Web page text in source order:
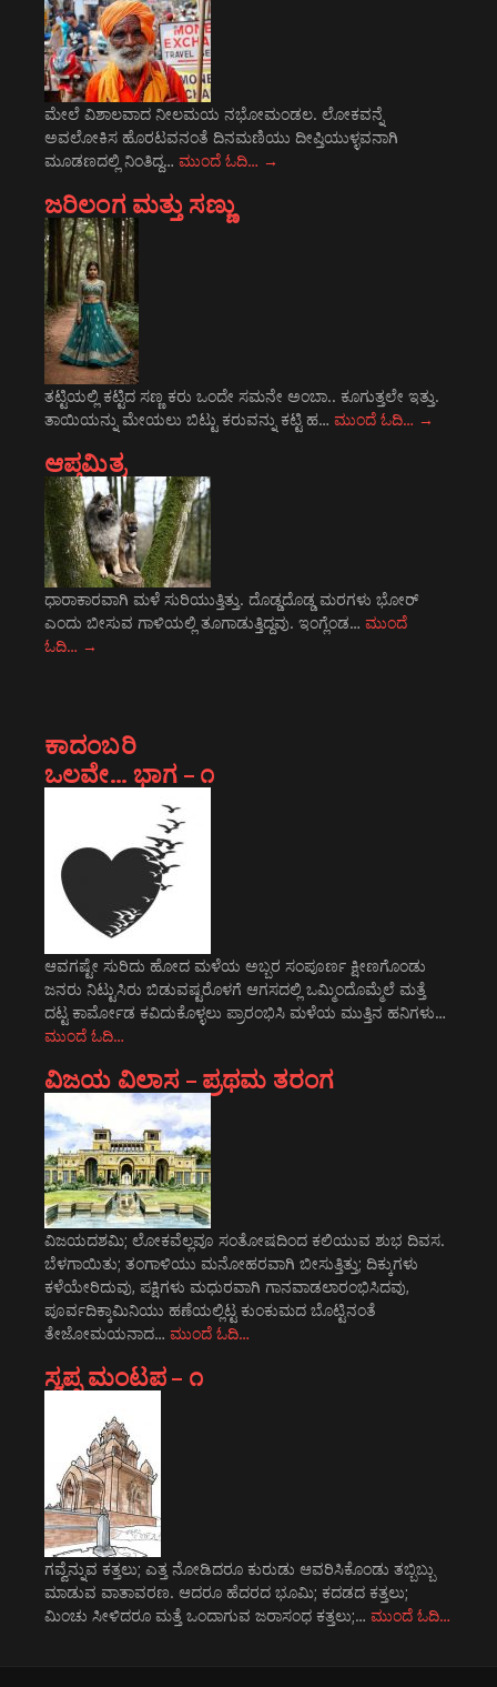
ಮೇಲೆ ವಿಶಾಲವಾದ ನೀಲಮಯ ನಭೋಮಂಡಲ. ಲೋಕವನ್ನೆ
ಅವಲೋಕಿಸ ಹೊರಟವನಂತೆ ದಿನಮಣಿಯು ದೀಪ್ತಿಯುಳ್ಳವನಾಗಿ
ಮೂಡಣದಲ್ಲಿ ನಿಂತಿದ್ದ… ಮುಂದೆ ಓದಿ… →
ಜರಿಲಂಗ ಮತ್ತು ಸಣ್ಣು
ತಟ್ಟಿಯಲ್ಲಿ ಕಟ್ಟಿದ ಸಣ್ಣ ಕರು ಒಂದೇ ಸಮನೇ ಅಂಬಾ.. ಕೂಗುತ್ತಲೇ ಇತ್ತು.
ತಾಯಿಯನ್ನು ಮೇಯಲು ಬಿಟ್ಟು ಕರುವನ್ನು ಕಟ್ಟಿ ಹ… ಮುಂದೆ ಓದಿ… →
ಆಪ್ತಮಿತ್ರ
ಧಾರಾಕಾರವಾಗಿ ಮಳೆ ಸುರಿಯುತ್ತಿತ್ತು. ದೊಡ್ಡದೊಡ್ಡ ಮರಗಳು ಭೋರ್
ಎಂದು ಬೀಸುವ ಗಾಳಿಯಲ್ಲಿ ತೂಗಾಡುತ್ತಿದ್ದವು. ಇಂಗ್ಲೆಂಡ… ಮುಂದೆ
ಓದಿ… →
ಕಾದಂಬರಿ
ಒಲವೇ… ಭಾಗ – ೧
ಆವಗಷ್ಟೇ ಸುರಿದು ಹೋದ ಮಳೆಯ ಅಬ್ಬರ ಸಂಪೂರ್ಣ ಕ್ಷೀಣಗೊಂಡು
ಜನರು ನಿಟ್ಟುಸಿರು ಬಿಡುವಷ್ಟರೊಳಗೆ ಆಗಸದಲ್ಲಿ ಒಮ್ಮಿಂದೊಮ್ಮೆಲೆ ಮತ್ತೆ
ದಟ್ಟ ಕಾರ್ಮೋಡ ಕವಿದುಕೊಳ್ಳಲು ಪ್ರಾರಂಭಿಸಿ ಮಳೆಯ ಮುತ್ತಿನ ಹನಿಗಳು…
ಮುಂದೆ ಓದಿ…
ವಿಜಯ ವಿಲಾಸ – ಪ್ರಥಮ ತರಂಗ
ವಿಜಯದಶಮಿ; ಲೋಕವೆಲ್ಲವೂ ಸಂತೋಷದಿಂದ ಕಲಿಯುವ ಶುಭ ದಿವಸ.
ಬೆಳಗಾಯಿತು; ತಂಗಾಳಿಯು ಮನೋಹರವಾಗಿ ಬೀಸುತ್ತಿತ್ತು; ದಿಕ್ಕುಗಳು
ಕಳೆಯೇರಿದುವು, ಪಕ್ಷಿಗಳು ಮಧುರವಾಗಿ ಗಾನವಾಡಲಾರಂಭಿಸಿದವು,
ಪೂರ್ವದಿಕ್ಕಾಮಿನಿಯು ಹಣೆಯಲ್ಲಿಟ್ಟ ಕುಂಕುಮದ ಬೊಟ್ಟಿನಂತೆ
ತೇಜೋಮಯನಾದ… ಮುಂದೆ ಓದಿ…
ಸ್ವಪ್ನ ಮಂಟಪ – ೧
ಗವ್ವೆನ್ನುವ ಕತ್ತಲು; ಎತ್ತ ನೋಡಿದರೂ ಕುರುಡು ಆವರಿಸಿಕೊಂಡು ತಬ್ಬಿಬ್ಬು
ಮಾಡುವ ವಾತಾವರಣ. ಆದರೂ ಹೆದರದ ಭೂಮಿ; ಕದಡದ ಕತ್ತಲು;
ಮಿಂಚು ಸೀಳಿದರೂ ಮತ್ತೆ ಒಂದಾಗುವ ಜರಾಸಂಧ ಕತ್ತಲು;… ಮುಂದೆ ಓದಿ…